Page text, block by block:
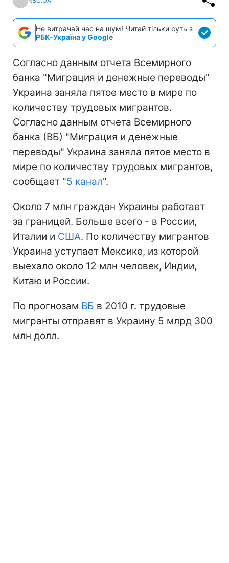
Не витрачай час на шум! Читай тільки суть з
РБК-Україна у Google
Согласно данным отчета Всемирного
банка "Миграция и денежные переводы"
Украина заняла пятое место в мире по
количеству трудовых мигрантов.
Согласно данным отчета Всемирного
банка (ВБ) "Миграция и денежные
переводы" Украина заняла пятое место в
мире по количеству трудовых мигрантов,
сообщает "5 канал".
Около 7 млн граждан Украины работает
за границей. Больше всего - в России,
Италии и США. По количеству мигрантов
Украина уступает Мексике, из которой
выехало около 12 млн человек, Индии,
Китаю и России.
По прогнозам ВБ в 2010 г. трудовые
мигранты отправят в Украину 5 млрд 300
млн долл.